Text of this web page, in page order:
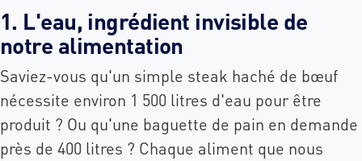
1. L'eau, ingrédient invisible de
notre alimentation
Saviez-vous qu'un simple steak haché de bœuf
nécessite environ 1 500 litres d'eau pour être
produit ? Ou qu'une baguette de pain en demande
près de 400 litres ? Chaque aliment que nous